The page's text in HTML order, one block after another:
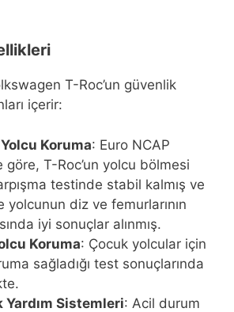
T-Roc’un güvenlik
içerir:
Koruma: Euro NCAP
göre, T-Roc’un yolcu bölmesi
testinde stabil kalmış ve
yolcunun diz ve femurlarının
iyi sonuçlar alınmış.
Koruma: Çocuk yolcular için
sağladığı test sonuçlarında
Yardım Sistemleri: Acil durum